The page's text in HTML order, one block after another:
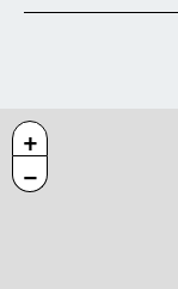
+
−